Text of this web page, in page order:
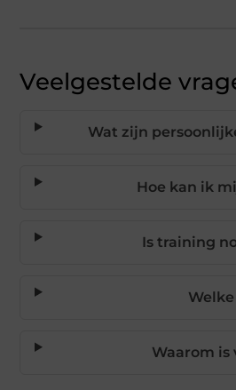
Veelgestelde
Wat zijn
Hoe kan ik
Is training
Waarom